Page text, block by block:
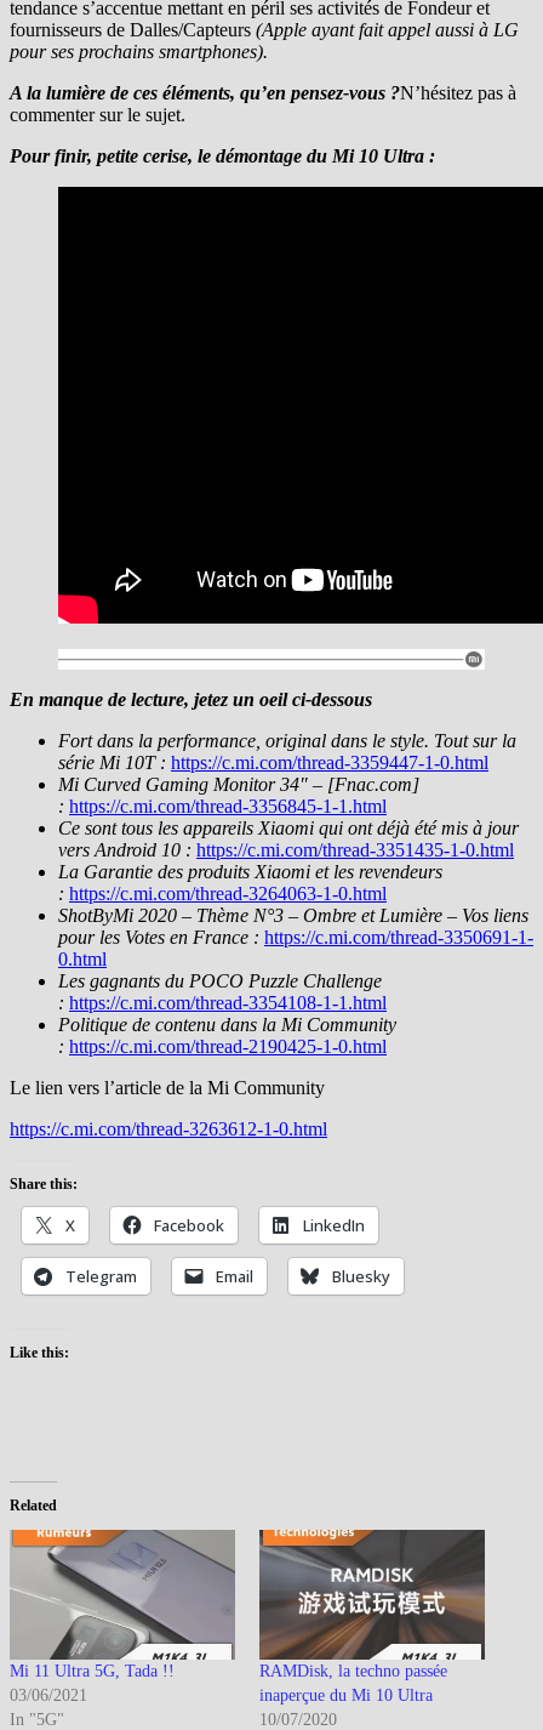
tendance s’accentue mettant en péril ses activités de Fondeur et
fournisseurs de Dalles/Capteurs (Apple ayant fait appel aussi à LG
pour ses prochains smartphones).
A la lumière de ces éléments, qu’en pensez-vous ?N’hésitez pas à
commenter sur le sujet.
Pour finir, petite cerise, le démontage du Mi 10 Ultra :
En manque de lecture, jetez un oeil ci-dessous
Fort dans la performance, original dans le style. Tout sur la
série Mi 10T : https://c.mi.com/thread-3359447-1-0.html
Mi Curved Gaming Monitor 34″ – [Fnac.com]
: https://c.mi.com/thread-3356845-1-1.html
Ce sont tous les appareils Xiaomi qui ont déjà été mis à jour
vers Android 10 : https://c.mi.com/thread-3351435-1-0.html
La Garantie des produits Xiaomi et les revendeurs
: https://c.mi.com/thread-3264063-1-0.html
ShotByMi 2020 – Thème N°3 – Ombre et Lumière – Vos liens
pour les Votes en France : https://c.mi.com/thread-3350691-1-
0.html
Les gagnants du POCO Puzzle Challenge
: https://c.mi.com/thread-3354108-1-1.html
Politique de contenu dans la Mi Community
: https://c.mi.com/thread-2190425-1-0.html
Le lien vers l’article de la Mi Community
https://c.mi.com/thread-3263612-1-0.html
Share this:
X Facebook LinkedIn
Telegram Email Bluesky
Like this:
Related
Mi 11 Ultra 5G, Tada !!
03/06/2021
In "5G"
RAMDisk, la techno passée
inaperçue du Mi 10 Ultra
10/07/2020